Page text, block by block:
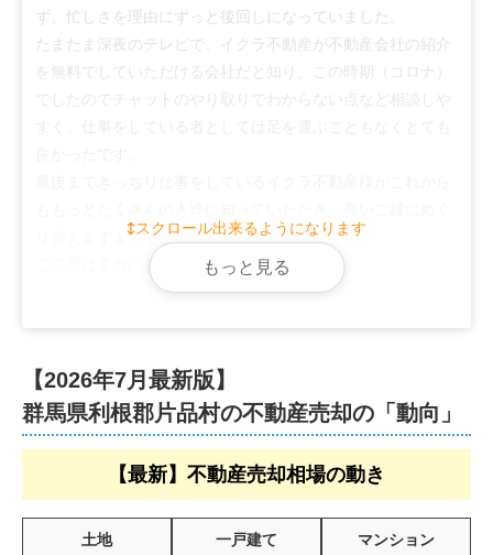
ず、忙しさを理由にずっと後回しになっていました。
たまたま深夜のテレビで、イクラ不動産が不動産会社の紹介
を無料でしていただける会社だと知り、この時期（コロナ）
り会えますよう心よりお祈り申し上げます。
この度は本当にありがとうございました。
スクロール出来るようになります
もっと見る
【2026年7月最新版】
群馬県利根郡片品村の不動産売却の「動向」
【最新】不動産売却相場の動き
土地 一戸建て マンション